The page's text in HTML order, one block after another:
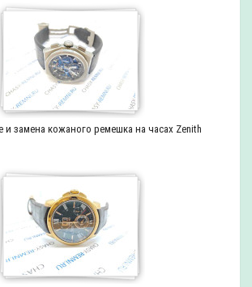
и замена кожаного ремешка на часах Zenith